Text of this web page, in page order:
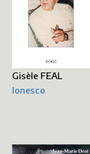
Gisèle FEAL
Ionesco